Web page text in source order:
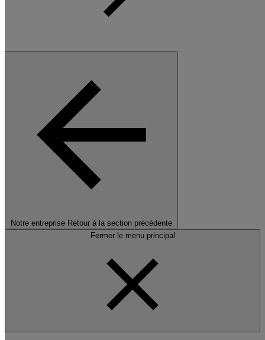
Notre entreprise Retour à la section précédente
Fermer le menu principal